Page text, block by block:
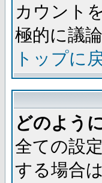
カウント
極的に議
トップに
どのよう
全ての設
する場合